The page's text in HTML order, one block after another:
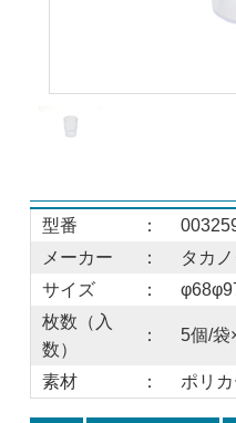
型番 ：
メーカー
：
タカ
サイズ
：
枚数（入
数）
： 5個/袋
素材 ： ポリ